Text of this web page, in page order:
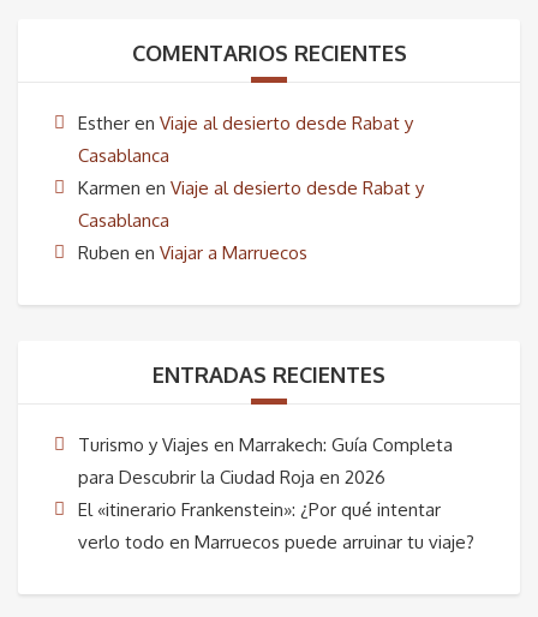
35,00€.
original
COMENTARIOS RECIENTES
Esther en Viaje al desierto desde Rabat y
Casablanca
Karmen en Viaje al desierto desde Rabat y
Casablanca
Ruben en Viajar a Marruecos
ENTRADAS RECIENTES
Turismo y Viajes en Marrakech: Guía Completa
para Descubrir la Ciudad Roja en 2026
El «itinerario Frankenstein»: ¿Por qué intentar
verlo todo en Marruecos puede arruinar tu viaje?